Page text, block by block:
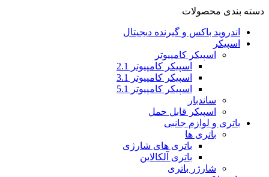
دسته بندی محصولات
اندروید باکس و گیرنده دیجیتال
اسپیکر
اسپیکر کامپیوتر
اسپیکر کامپیوتر 2.1
اسپیکر کامپیوتر 3.1
اسپیکر کامپیوتر 5.1
ساندبار
اسپیکر قابل حمل
باتری و لوازم جانبی
باتری ها
باتری های شارژی
باتری آلکالاین
شارژر باتری